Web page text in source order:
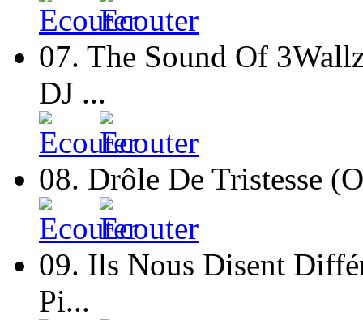
07. The Sound Of
DJ ...
08. Drôle De Tristesse
09. Ils Nous Disent
Pi...